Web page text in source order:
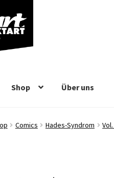
Shop Über uns
Comics Hades-Syndrom